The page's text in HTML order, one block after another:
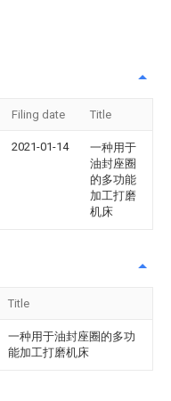
Filing date Title
2021-01-14
一种用于
油封座圈
的多功能
加工打磨
机床
Title
一种用于油封座圈的多功
能加工打磨机床